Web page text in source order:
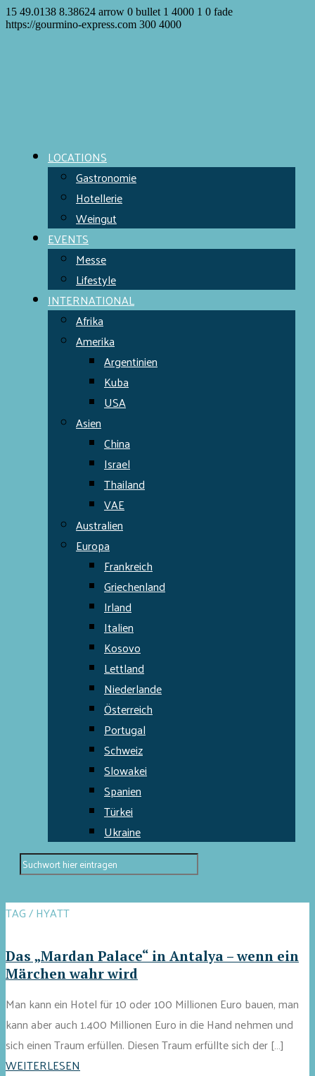
15 49.0138 8.38624 arrow 0 bullet 1 4000 1 0 fade
https://gourmino-express.com 300 4000
LOCATIONS
Gastronomie
Hotellerie
Weingut
EVENTS
Messe
Lifestyle
INTERNATIONAL
Afrika
Amerika
Argentinien
Kuba
USA
Asien
China
Israel
Thailand
VAE
Australien
Europa
Frankreich
Griechenland
Irland
Italien
Kosovo
Lettland
Niederlande
Österreich
Portugal
Schweiz
Slowakei
Spanien
Türkei
Ukraine
TAG / HYATT
Das „Mardan Palace“ in Antalya – wenn ein
Märchen wahr wird
Man kann ein Hotel für 10 oder 100 Millionen Euro bauen, man
kann aber auch 1.400 Millionen Euro in die Hand nehmen und
sich einen Traum erfüllen. Diesen Traum erfüllte sich der […]
WEITERLESEN